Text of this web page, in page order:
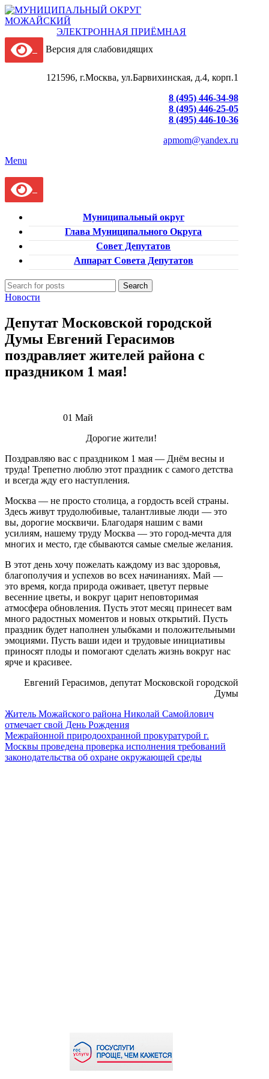
ЭЛЕКТРОННАЯ ПРИЁМНАЯ
Версия для слабовидящих
121596, г.Москва, ул.Барвихинская, д.4, корп.1
8 (495) 446-34-98
8 (495) 446-25-05
8 (495) 446-10-36
apmom@yandex.ru
Menu
Муниципальный округ
Глава Муниципального Округа
Совет Депутатов
Аппарат Совета Депутатов
Search
Новости
Депутат Московской городской
Думы Евгений Герасимов
поздравляет жителей района с
праздником 1 мая!
01Май
Дорогие жители!
Поздравляю вас с праздником 1 мая — Днём весны и
труда! Трепетно люблю этот праздник с самого детства
и всегда жду его наступления.
Москва — не просто столица, а гордость всей страны.
Здесь живут трудолюбивые, талантливые люди — это
вы, дорогие москвичи. Благодаря нашим с вами
усилиям, нашему труду Москва — это город-мечта для
многих и место, где сбываются самые смелые желания.
В этот день хочу пожелать каждому из вас здоровья,
благополучия и успехов во всех начинаниях. Май —
это время, когда природа оживает, цветут первые
весенние цветы, и вокруг царит неповторимая
атмосфера обновления. Пусть этот месяц принесет вам
много радостных моментов и новых открытий. Пусть
праздник будет наполнен улыбками и положительными
эмоциями. Пусть ваши идеи и трудовые инициативы
приносят плоды и помогают сделать жизнь вокруг нас
ярче и красивее.
Евгений Герасимов, депутат Московской городской
Думы
Житель Можайского района Николай Самойлович
отмечает свой День Рождения
Межрайонной природоохранной прокуратурой г.
Москвы проведена проверка исполнения требований
законодательства об охране окружающей среды